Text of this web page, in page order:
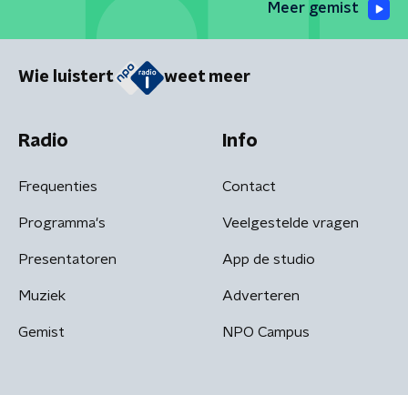
Meer gemist
Wie luistert weet meer
Radio
Frequenties
Programma's
Presentatoren
Muziek
Gemist
Info
Contact
Veelgestelde vragen
App de studio
Adverteren
NPO Campus